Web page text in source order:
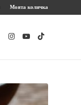
Моята количка